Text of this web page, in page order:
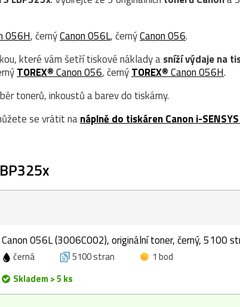
056H, černýCanon 056L, černýCanon 056.
které vám šetří tiskové náklady asníží výdaje na
TOREX®Canon 056, černýTOREX®Canon 056H.
tonerů, inkoustů a barev do tiskárny.
se vrátit nanáplně do tiskáren Canon i-
Canon 056L (3006C002), originální toner, černý, 5100
černá 5100 stran
1 bod
Skladem > 5 ks